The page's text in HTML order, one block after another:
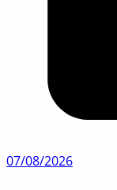
07/08/2026